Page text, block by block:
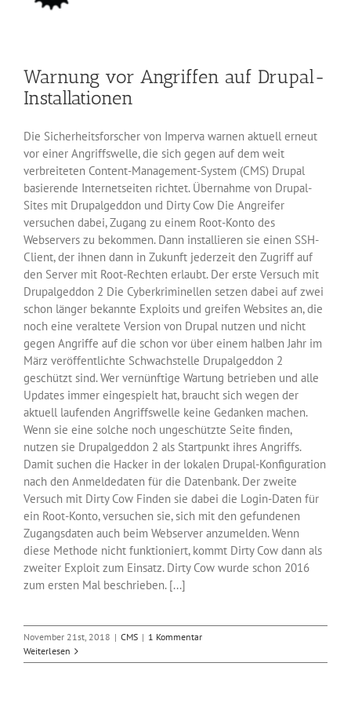
Warnung vor Angriffen auf Drupal-
Installationen
Die Sicherheitsforscher von Imperva warnen aktuell erneut
vor einer Angriffswelle, die sich gegen auf dem weit
verbreiteten Content-Management-System (CMS) Drupal
basierende Internetseiten richtet. Übernahme von Drupal-
Sites mit Drupalgeddon und Dirty Cow Die Angreifer
versuchen dabei, Zugang zu einem Root-Konto des
Webservers zu bekommen. Dann installieren sie einen SSH-
Client, der ihnen dann in Zukunft jederzeit den Zugriff auf
den Server mit Root-Rechten erlaubt. Der erste Versuch mit
Drupalgeddon 2 Die Cyberkriminellen setzen dabei auf zwei
schon länger bekannte Exploits und greifen Websites an, die
noch eine veraltete Version von Drupal nutzen und nicht
gegen Angriffe auf die schon vor über einem halben Jahr im
März veröffentlichte Schwachstelle Drupalgeddon 2
geschützt sind. Wer vernünftige Wartung betrieben und alle
Updates immer eingespielt hat, braucht sich wegen der
aktuell laufenden Angriffswelle keine Gedanken machen.
Wenn sie eine solche noch ungeschützte Seite finden,
nutzen sie Drupalgeddon 2 als Startpunkt ihres Angriffs.
Damit suchen die Hacker in der lokalen Drupal-Konfiguration
nach den Anmeldedaten für die Datenbank. Der zweite
Versuch mit Dirty Cow Finden sie dabei die Login-Daten für
ein Root-Konto, versuchen sie, sich mit den gefundenen
Zugangsdaten auch beim Webserver anzumelden. Wenn
diese Methode nicht funktioniert, kommt Dirty Cow dann als
zweiter Exploit zum Einsatz. Dirty Cow wurde schon 2016
zum ersten Mal beschrieben. [...]
November 21st, 2018 | CMS | 1 Kommentar
Weiterlesen